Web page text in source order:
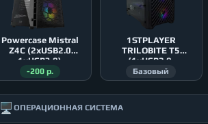
Powercase Mistral
Z4С (2xUSB2.0
1xUSB3.0)
-200 р.
1STPLAYER
TRILOBITE T5
(1xUSB2.0,
2xUSB3.0)
Базовый
🖥️ ОПЕРАЦИОННАЯ СИСТЕМА